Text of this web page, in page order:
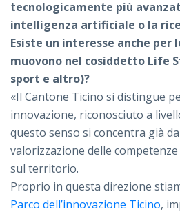
tecnologicamente più
intelligenza artificiale o la
Esiste un interesse anche per
muovono nel cosiddetto Life
sport e altro)?
«Il Cantone Ticino si distingue
innovazione, riconosciuto a
questo senso si concentra già
valorizzazione delle
sul territorio.
Proprio in questa direzione
Parco dell’innovazione Ticino,